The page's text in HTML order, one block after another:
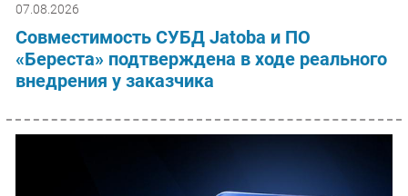
07.08.2026
Совместимость СУБД Jatoba и ПО
«Береста» подтверждена в ходе реального
внедрения у заказчика